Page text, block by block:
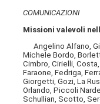
COMUNICAZIONI
Missioni valevoli
Angelino Alfano,
Michele Bordo,
Cimbro, Cirielli,
Faraone, Fedriga,
Giorgetti, Gozi, La
Orlando, Piccoli
Schullian, Scotto,